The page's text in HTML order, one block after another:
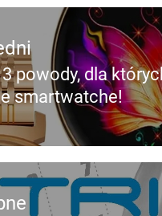
powody, dla
smartwatche!